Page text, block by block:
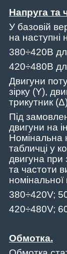
Напруга та
У базовій
на наступні
380÷420В
420÷480В
Двигуни
зірку (Y),
трикутник
Під
двигуни на
Номінальна
табличці у
двигуна при
та частоти
номінальної
380÷420V;
420÷480V;
Обмотка.